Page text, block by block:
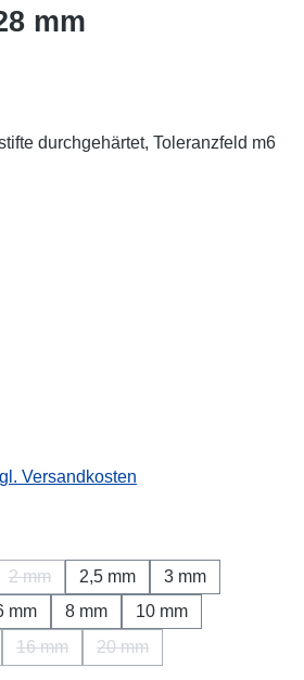
mm
Versandkosten
nicht verfügbar.)
ist zurzeit nicht verfügbar.)
2 mm
(Diese Option ist zurzeit nicht
2,5 mm
3 mm
mm 8 mm
10 mm
16 mm 20 mm